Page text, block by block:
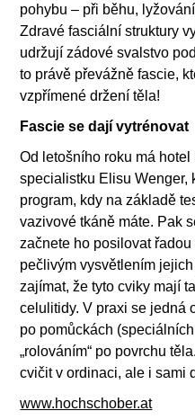
pohybu – při běhu,
Zdravé fasciální struktury
udržují zádové svalstvo
to právě převážně fascie,
vzpřímené držení těla!
Fascie se dají vytrénovat
Od letošního roku má
specialistku Elisu Wenger,
program, kdy na základě
vazivové tkáně máte. Pak
začnete ho posilovat
pečlivým vysvětlením
zajímat, že tyto cviky mají
celulitidy. V praxi se jedná
po pomůckách
„rolováním“ po povrchu
cvičit v ordinaci, ale i sami
www.hochschober.at